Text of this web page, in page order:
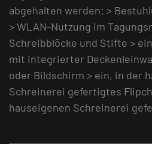
abgehalten werden: >
> WLAN-Nutzung im
Schreibblöcke und Stifte >
mit integrierter
oder Bildschirm > ein, in der
Schreinerei gefertigtes
hauseigenen Schreinerei